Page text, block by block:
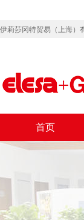
伊莉莎冈特贸易（上海）
首页